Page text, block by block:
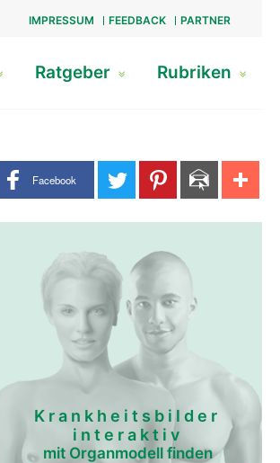
IMPRESSUM FEEDBACK PARTNER
Ratgeber Rubriken
Share buttons
Facebook
Krankheitsbilder
interaktiv
mit Organmodell finden